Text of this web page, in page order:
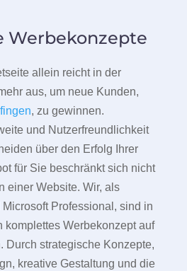
Werbekonzepte
allein reicht in der
aus, um neue Kunden,
, zu gewinnen.
und Nutzerfreundlichkeit
über den Erfolg Ihrer
für Sie beschränkt sich nicht
einer Website. Wir, als
Professional, sind in
komplettes Werbekonzept auf
Durch strategische Konzepte,
kreative Gestaltung und die